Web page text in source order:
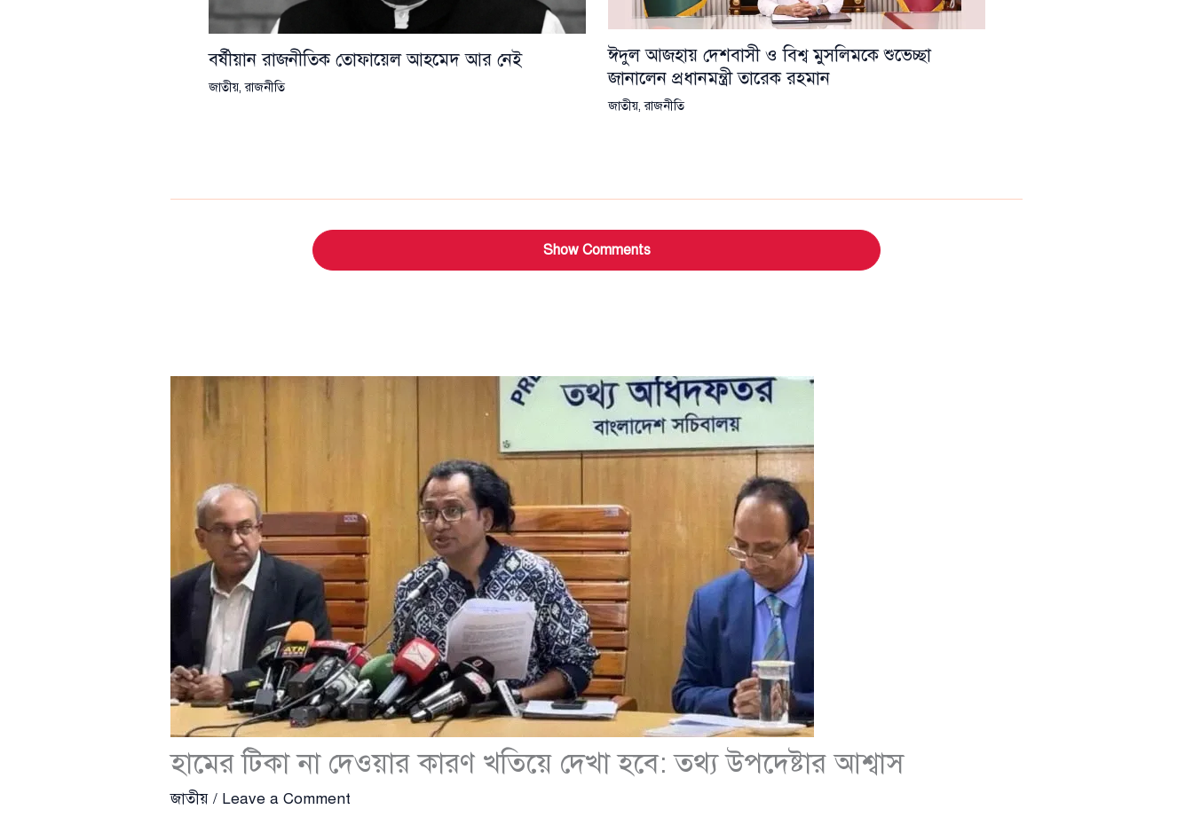
বর্ষীয়ান রাজনীতিক তোফায়েল আহমেদ আর নেই
জাতীয়,রাজনীতি
ঈদুল আজহায় দেশবাসী ও বিশ্ব মুসলিমকে শুভেচ্ছা
জানালেন প্রধানমন্ত্রী তারেক রহমান
জাতীয়,রাজনীতি
Show Comments
হামের টিকা না দেওয়ার কারণ খতিয়ে দেখা হবে: তথ্য উপদেষ্টার আশ্বাস
জাতীয় / Leave a Comment